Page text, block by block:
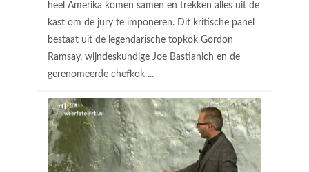
heel Amerika komen samen en trekken alles uit de
kast om de jury te imponeren. Dit kritische panel
bestaat uit de legendarische topkok Gordon
Ramsay, wijndeskundige Joe Bastianich en de
gerenomeerde chefkok ...